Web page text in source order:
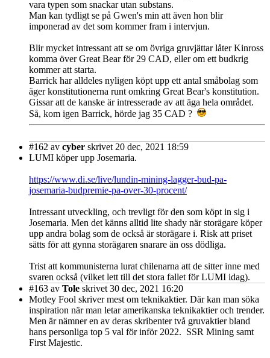
vara typen som snackar utan substans.
Man kan tydligt se på Gwen's min att även hon blir
imponerad av det som kommer fram i intervjun.
Blir mycket intressant att se om övriga gruvjättar låter Kinross
komma över Great Bear för 29 CAD, eller om ett budkrig
kommer att starta.
Barrick har alldeles nyligen köpt upp ett antal småbolag som
äger konstitutionerna runt omkring Great Bear's konstitution.
Gissar att de kanske är intresserade av att äga hela området.
Så, kom igen Barrick, hörde jag 35 CAD ?
#162 av cyber skrivet 20 dec, 2021 18:59
LUMI köper upp Josemaria.
https://www.di.se/live/lundin-mining-lagger-bud-pa-
josemaria-budpremie-pa-over-30-procent/
Intressant utveckling, och trevligt för den som köpt in sig i
Josemaria. Men det känns alltid lite shady när storägare köper
upp andra bolag som de också är storägare i. Risk att priset
sätts för att gynna storägaren snarare än oss dödliga.
Trist att kommunisterna lurat chilenarna att de sitter inne med
svaren också (vilket lett till det stora fallet för LUMI idag).
#163 av Tole skrivet 30 dec, 2021 16:20
Motley Fool skriver mest om teknikaktier. Där kan man söka
inspiration när man letar amerikanska teknikaktier och trender.
Men är nämner en av deras skribenter två gruvaktier bland
hans personliga top 5 val för inför 2022. SSR Mining samt
First Majestic.